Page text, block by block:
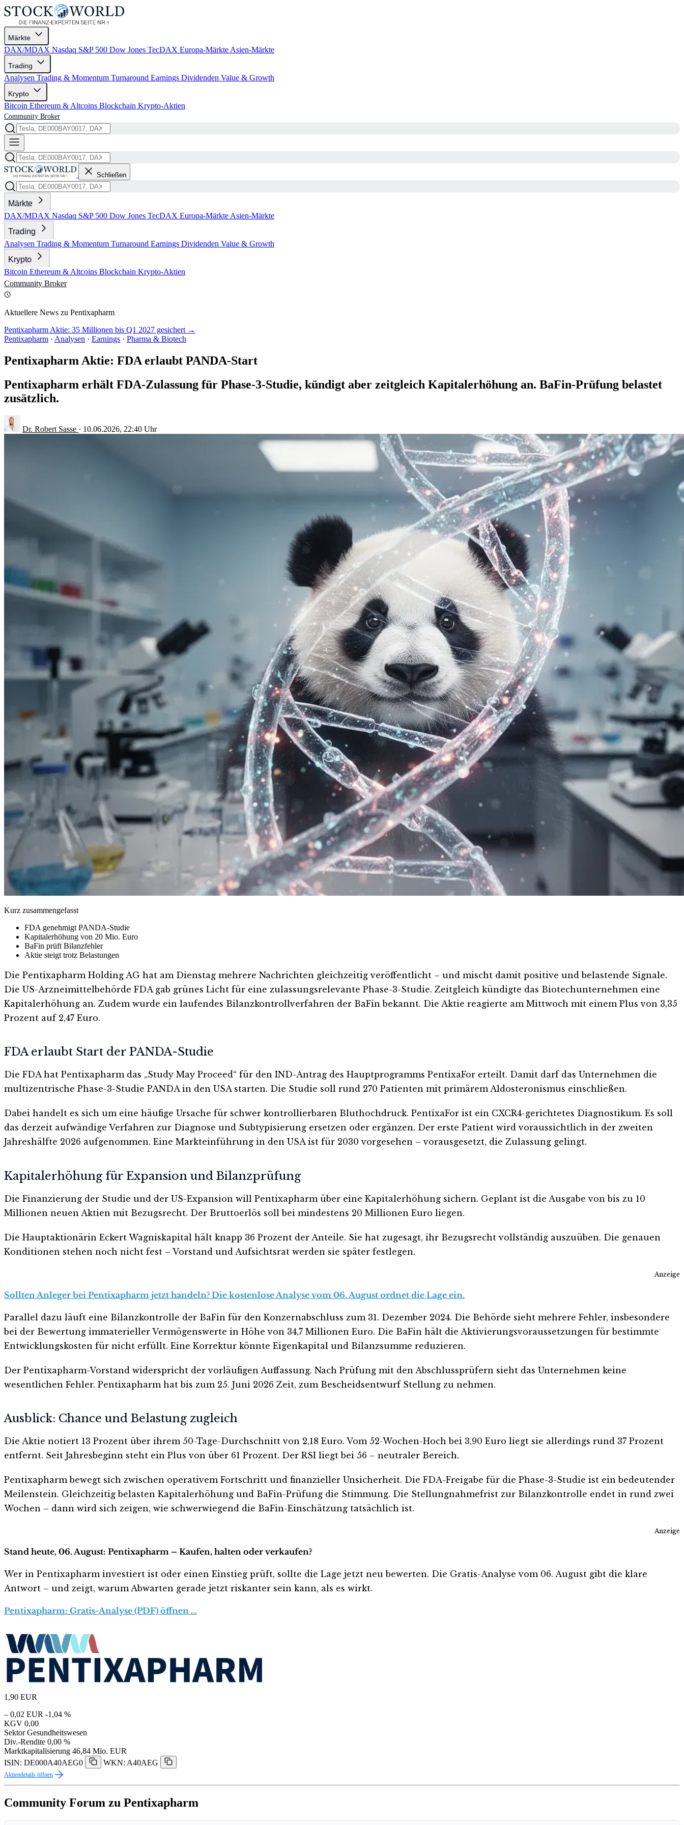
Märkte
DAX/MDAX Nasdaq S&P 500 Dow Jones TecDAX Europa-Märkte Asien-Märkte
Trading
Analysen Trading & Momentum Turnaround Earnings Dividenden Value & Growth
Krypto
Bitcoin Ethereum & Altcoins Blockchain Krypto-Aktien
Community Broker
Schließen
Märkte
DAX/MDAX Nasdaq S&P 500 Dow Jones TecDAX Europa-Märkte Asien-Märkte
Trading
Analysen Trading & Momentum Turnaround Earnings Dividenden Value & Growth
Krypto
Bitcoin Ethereum & Altcoins Blockchain Krypto-Aktien
Community Broker
Aktuellere News zu Pentixapharm
Pentixapharm Aktie: 35 Millionen bis Q1 2027 gesichert →
Pentixapharm · Analysen · Earnings · Pharma & Biotech
Pentixapharm Aktie: FDA erlaubt PANDA-Start
Pentixapharm erhält FDA-Zulassung für Phase-3-Studie, kündigt aber zeitgleich Kapitalerhöhung an. BaFin-Prüfung belastet
zusätzlich.
Dr. Robert Sasse · 10.06.2026, 22:40 Uhr
Kurz zusammengefasst
FDA genehmigt PANDA-Studie
Kapitalerhöhung von 20 Mio. Euro
BaFin prüft Bilanzfehler
Aktie steigt trotz Belastungen
Die Pentixapharm Holding AG hat am Dienstag mehrere Nachrichten gleichzeitig veröffentlicht – und mischt damit positive und belastende Signale.
Die US-Arzneimittelbehörde FDA gab grünes Licht für eine zulassungsrelevante Phase-3-Studie. Zeitgleich kündigte das Biotechunternehmen eine
Kapitalerhöhung an. Zudem wurde ein laufendes Bilanzkontrollverfahren der BaFin bekannt. Die Aktie reagierte am Mittwoch mit einem Plus von 3,35
Prozent auf 2,47 Euro.
FDA erlaubt Start der PANDA-Studie
Die FDA hat Pentixapharm das „Study May Proceed“ für den IND-Antrag des Hauptprogramms PentixaFor erteilt. Damit darf das Unternehmen die
multizentrische Phase-3-Studie PANDA in den USA starten. Die Studie soll rund 270 Patienten mit primärem Aldosteronismus einschließen.
Dabei handelt es sich um eine häufige Ursache für schwer kontrollierbaren Bluthochdruck. PentixaFor ist ein CXCR4-gerichtetes Diagnostikum. Es soll
das derzeit aufwändige Verfahren zur Diagnose und Subtypisierung ersetzen oder ergänzen. Der erste Patient wird voraussichtlich in der zweiten
Jahreshälfte 2026 aufgenommen. Eine Markteinführung in den USA ist für 2030 vorgesehen – vorausgesetzt, die Zulassung gelingt.
Kapitalerhöhung für Expansion und Bilanzprüfung
Die Finanzierung der Studie und der US-Expansion will Pentixapharm über eine Kapitalerhöhung sichern. Geplant ist die Ausgabe von bis zu 10
Millionen neuen Aktien mit Bezugsrecht. Der Bruttoerlös soll bei mindestens 20 Millionen Euro liegen.
Die Hauptaktionärin Eckert Wagniskapital hält knapp 36 Prozent der Anteile. Sie hat zugesagt, ihr Bezugsrecht vollständig auszuüben. Die genauen
Konditionen stehen noch nicht fest – Vorstand und Aufsichtsrat werden sie später festlegen.
Anzeige
Sollten Anleger bei Pentixapharm jetzt handeln? Die kostenlose Analyse vom 06. August ordnet die Lage ein.
Parallel dazu läuft eine Bilanzkontrolle der BaFin für den Konzernabschluss zum 31. Dezember 2024. Die Behörde sieht mehrere Fehler, insbesondere
bei der Bewertung immaterieller Vermögenswerte in Höhe von 34,7 Millionen Euro. Die BaFin hält die Aktivierungsvoraussetzungen für bestimmte
Entwicklungskosten für nicht erfüllt. Eine Korrektur könnte Eigenkapital und Bilanzsumme reduzieren.
Der Pentixapharm-Vorstand widerspricht der vorläufigen Auffassung. Nach Prüfung mit den Abschlussprüfern sieht das Unternehmen keine
wesentlichen Fehler. Pentixapharm hat bis zum 25. Juni 2026 Zeit, zum Bescheidsentwurf Stellung zu nehmen.
Ausblick: Chance und Belastung zugleich
Die Aktie notiert 13 Prozent über ihrem 50-Tage-Durchschnitt von 2,18 Euro. Vom 52-Wochen-Hoch bei 3,90 Euro liegt sie allerdings rund 37 Prozent
entfernt. Seit Jahresbeginn steht ein Plus von über 61 Prozent. Der RSI liegt bei 56 – neutraler Bereich.
Pentixapharm bewegt sich zwischen operativem Fortschritt und finanzieller Unsicherheit. Die FDA-Freigabe für die Phase-3-Studie ist ein bedeutender
Meilenstein. Gleichzeitig belasten Kapitalerhöhung und BaFin-Prüfung die Stimmung. Die Stellungnahmefrist zur Bilanzkontrolle endet in rund zwei
Wochen – dann wird sich zeigen, wie schwerwiegend die BaFin-Einschätzung tatsächlich ist.
Anzeige
Stand heute, 06. August: Pentixapharm – Kaufen, halten oder verkaufen?
Wer in Pentixapharm investiert ist oder einen Einstieg prüft, sollte die Lage jetzt neu bewerten. Die Gratis-Analyse vom 06. August gibt die klare
Antwort – und zeigt, warum Abwarten gerade jetzt riskanter sein kann, als es wirkt.
Pentixapharm: Gratis-Analyse (PDF) öffnen …
1,90 EUR
– 0,02 EUR -1,04 %
KGV 0,00
Sektor Gesundheitswesen
Div.-Rendite 0,00 %
Marktkapitalisierung 46,84 Mio. EUR
ISIN: DE000A40AEG0
WKN: A40AEG
Aktiendetails öffnen
Community Forum zu Pentixapharm